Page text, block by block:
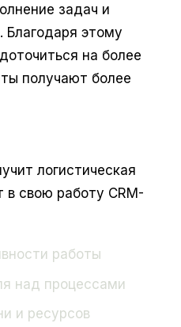
задач и
Благодаря этому
на более
получают более
логистическая
в свою работу CRM-
работы
над процессами
и ресурсов